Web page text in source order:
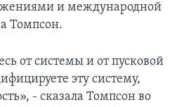
и международной
Томпсон.
от системы и от пусковой
эту систему,
- сказала Томпсон во